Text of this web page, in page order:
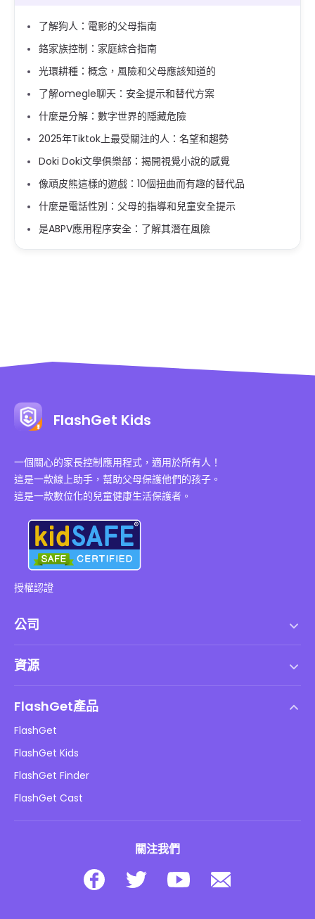
了解狗人：電影的父母指南
鉻家族控制：家庭綜合指南
光環耕種：概念，風險和父母應該知道的
了解omegle聊天：安全提示和替代方案
什麼是分解：數字世界的隱藏危險
2025年Tiktok上最受關注的人：名望和趨勢
Doki Doki文學俱樂部：揭開視覺小說的感覺
像頑皮熊這樣的遊戲：10個扭曲而有趣的替代品
什麼是電話性別：父母的指導和兒童安全提示
是ABPV應用程序安全：了解其潛在風險
FlashGet Kids
一個關心的家長控制應用程式，適用於所有人！
這是一款線上助手，幫助父母保護他們的孩子。
這是一款數位化的兒童健康生活保護者。
授權認證
公司
DMCA 政策
隱私政策
廣告政策
不要出售我的資訊
資源
兒童在線安全
下載
FlashGet產品
FlashGet
FlashGet Kids
FlashGet Finder
FlashGet Cast
關注我們